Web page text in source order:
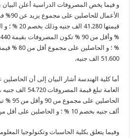
و فيما يخص المصروفات الدراسية أعلن البيان
% ؛ و
51.600 الف جنيه.
ألف جنيه بخصم 10 % ؛ و الحاصلين على أقل من 90 % تبلغ 68.400 ألف جنيه.
وفيما يتعلق بكلية الحاسبات وتكنولوجيا